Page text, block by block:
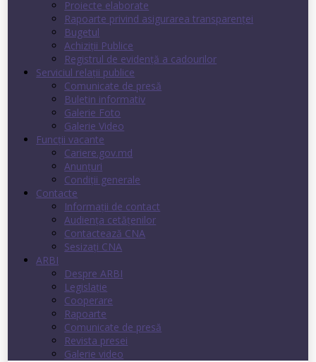
Proiecte elaborate
Rapoarte privind asigurarea transparenţei
Bugetul
Achiziții Publice
Registrul de evidenţă a cadourilor
Serviciul relații publice
Comunicate de presă
Buletin informativ
Galerie Foto
Galerie Video
Funcții vacante
Cariere.gov.md
Anunţuri
Condiţii generale
Contacte
Informații de contact
Audienţa cetăţenilor
Contactează CNA
Sesizați CNA
ARBI
Despre ARBI
Legislație
Cooperare
Rapoarte
Comunicate de presă
Revista presei
Galerie video